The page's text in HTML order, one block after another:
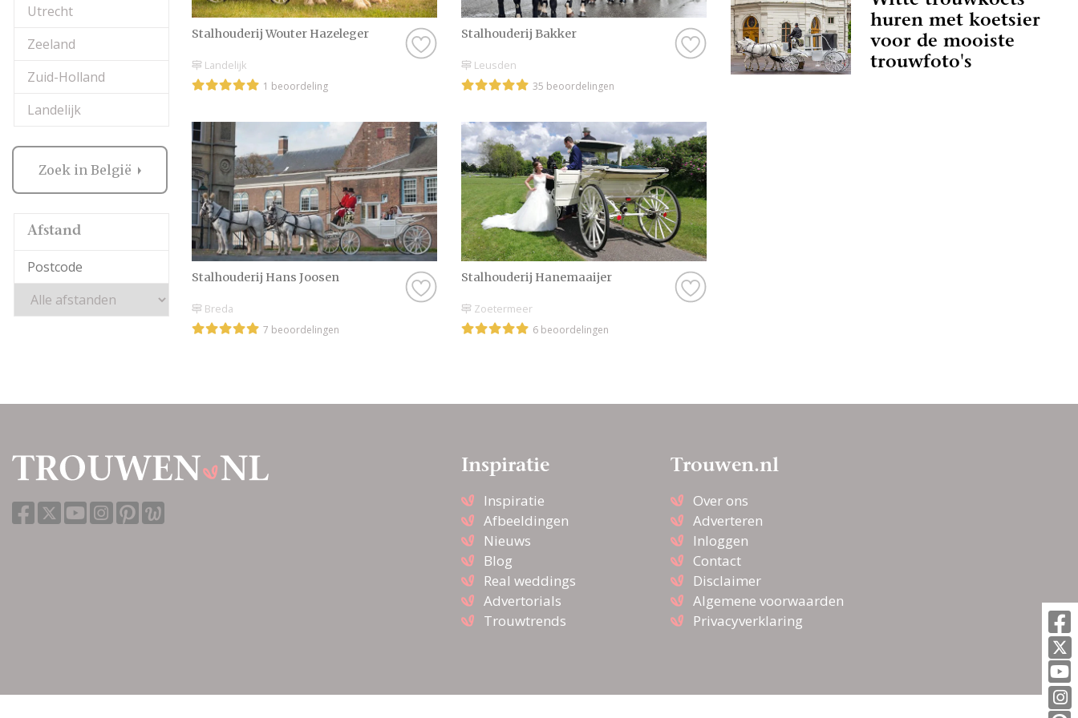
bijvoorbeeld wel goed overweg kan met de professional in Nijkerk,
want dat is natuurlijk best wel belangrijk. Als je geen goed gevoel
hebt bij een professional, of het klikt gewoon net even niet helemaal
goed, dan zijn er nog genoeg andere professionals in Nijkerk te
vinden, dus daar hoef je je echt geen zorgen over te maken.
Kortom: gebruik Trouwen.nl als zoekmachine voor de leukste
Trouwkoets in Nijkerk, of kruip met een kop thee op de bank en
scroll door onze leuke inspiratie-artikelen heen. Droom alvast weg bij
de prachtige foto’s en sfeerbeelden en denk je in hoe geweldig jullie
bruiloft wordt met behulp van alle informatie op Trouwen.nl! Wij
wensen jullie alvast een geweldige tijd toe!
Utrecht
Zeeland
Zuid-Holland
Landelijk
Zoek in België
Afstand
Stalhouderij Wouter Hazeleger
Landelijk
1 beoordeling
Stalhouderij Bakker
Leusden
35 beoordelingen
Stalhouderij Hans Joosen
Breda
7 beoordelingen
Stalhouderij Hanemaaijer
Zoetermeer
6 beoordelingen
huren met koetsier
voor de mooiste
trouwfoto's
Inspiratie
Inspiratie
Afbeeldingen
Nieuws
Blog
Real weddings
Advertorials
Trouwtrends
Trouwen.nl
Over ons
Adverteren
Inloggen
Contact
Disclaimer
Algemene voorwaarden
Privacyverklaring